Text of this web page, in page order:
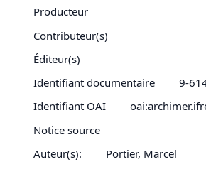
Producteur
Contributeur(s)
Éditeur(s)
Identifiant documentaire
9-
Identifiant OAI
Notice source
Auteur(s):
Portier, Marcel